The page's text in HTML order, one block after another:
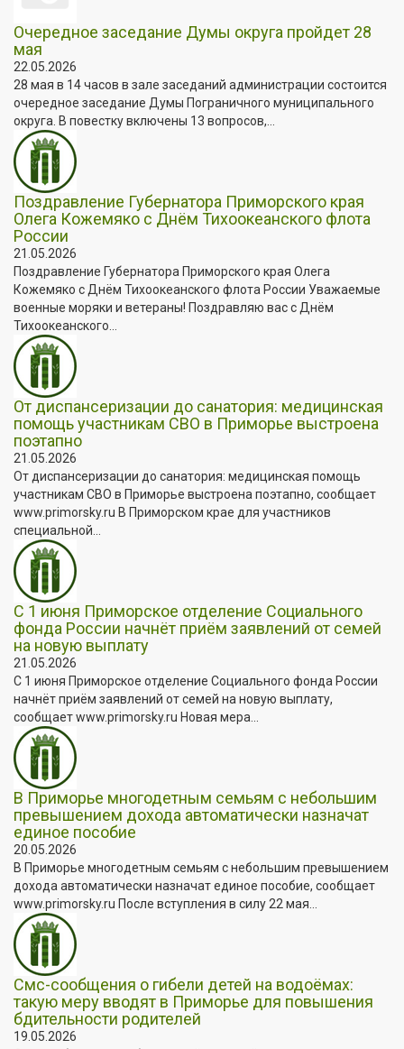
Очередное заседание Думы округа пройдет 28
мая
22.05.2026
28 мая в 14 часов в зале заседаний администрации состоится
очередное заседание Думы Пограничного муниципального
округа. В повестку включены 13 вопросов,...
Поздравление Губернатора Приморского края
Олега Кожемяко с Днём Тихоокеанского флота
России
21.05.2026
Поздравление Губернатора Приморского края Олега
Кожемяко с Днём Тихоокеанского флота России Уважаемые
военные моряки и ветераны! Поздравляю вас с Днём
Тихоокеанского...
От диспансеризации до санатория: медицинская
помощь участникам СВО в Приморье выстроена
поэтапно
21.05.2026
От диспансеризации до санатория: медицинская помощь
участникам СВО в Приморье выстроена поэтапно, сообщает
www.primorsky.ru В Приморском крае для участников
специальной...
С 1 июня Приморское отделение Социального
фонда России начнёт приём заявлений от семей
на новую выплату
21.05.2026
С 1 июня Приморское отделение Социального фонда России
начнёт приём заявлений от семей на новую выплату,
сообщает www.primorsky.ru Новая мера...
В Приморье многодетным семьям с небольшим
превышением дохода автоматически назначат
единое пособие
20.05.2026
В Приморье многодетным семьям с небольшим превышением
дохода автоматически назначат единое пособие, сообщает
www.primorsky.ru После вступления в силу 22 мая...
Смс-сообщения о гибели детей на водоёмах:
такую меру вводят в Приморье для повышения
бдительности родителей
19.05.2026